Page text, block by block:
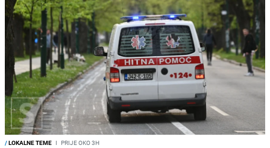
/LOKALNE TEME I PRIJE OKO 3H